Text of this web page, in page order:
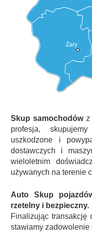
Żary
Skup samochodówz
profesja,
uszkodzone i
dostawczych i
wieloletnim
używanych na terenie
Auto Skup
rzetelny i bezpieczny.
Finalizując transakcję
stawiamy zadowolenie